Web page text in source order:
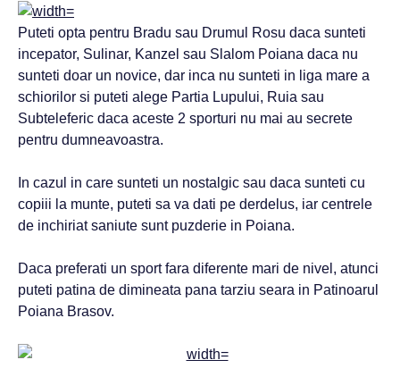
Puteti opta pentru Bradu sau Drumul Rosu daca sunteti
incepator, Sulinar, Kanzel sau Slalom Poiana daca nu
sunteti doar un novice, dar inca nu sunteti in liga mare a
schiorilor si puteti alege Partia Lupului, Ruia sau
Subteleferic daca aceste 2 sporturi nu mai au secrete
pentru dumneavoastra.
In cazul in care sunteti un nostalgic sau daca sunteti cu
copiii la munte, puteti sa va dati pe derdelus, iar centrele
de inchiriat saniute sunt puzderie in Poiana.
Daca preferati un sport fara diferente mari de nivel, atunci
puteti patina de dimineata pana tarziu seara in Patinoarul
Poiana Brasov.